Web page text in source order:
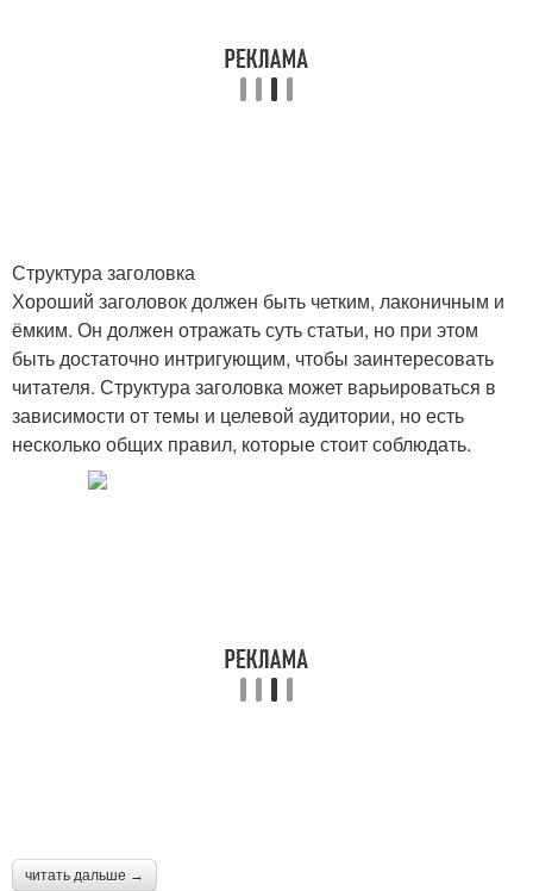
Официально-деловой
стиль
Публицистический
стиль
База из классического
Стиль с бантами
Структура заголовка
Хороший заголовок должен быть четким, лаконичным и
ёмким. Он должен отражать суть статьи, но при этом
быть достаточно интригующим, чтобы заинтересовать
читателя. Структура заголовка может варьироваться в
зависимости от темы и целевой аудитории, но есть
несколько общих правил, которые стоит соблюдать.
читать дальше →